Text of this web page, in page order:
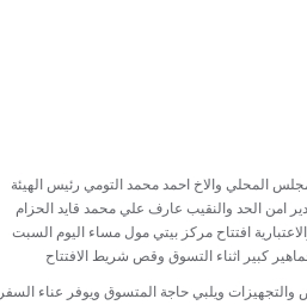
المحلي والاخ احمد محمد التومي رئيس الهيئة
امن الحد والنقيب عارف علي محمد قايد الحزام
افتتاح مركز بيتي مول مساء اليوم السبت
بالتجزئة متنوع الاغراض والتجهيزات ويلبي حاجة المتسوق ويوفر عناء السفر